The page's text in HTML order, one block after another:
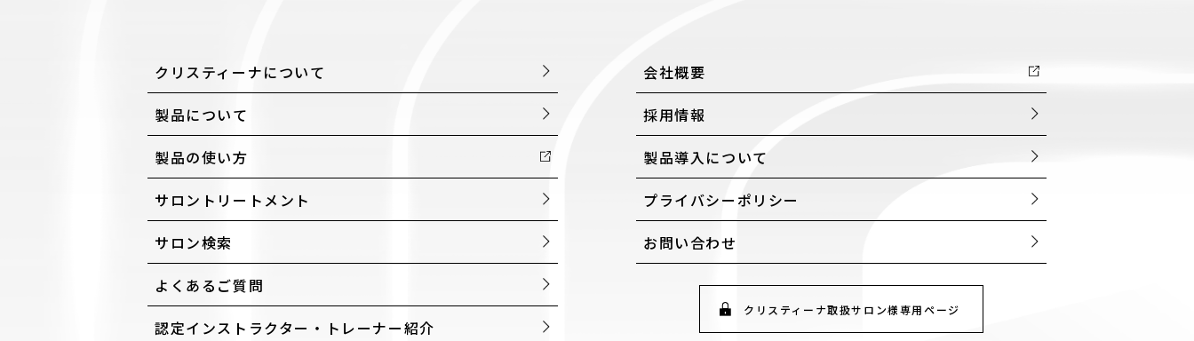
クリスティーナについて
製品について
製品の使い方
サロントリートメント
サロン検索
よくあるご質問
認定インストラクター・トレーナー紹介
会社概要
採用情報
製品導入について
プライバシーポリシー
お問い合わせ
クリスティーナ取扱サロン様専用ページ